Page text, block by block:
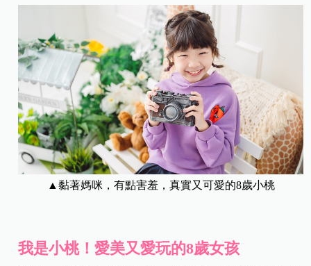
▲黏著媽咪，有點害羞，真實又可愛的8歲小桃
我是小桃！愛美又愛玩的8歲女孩